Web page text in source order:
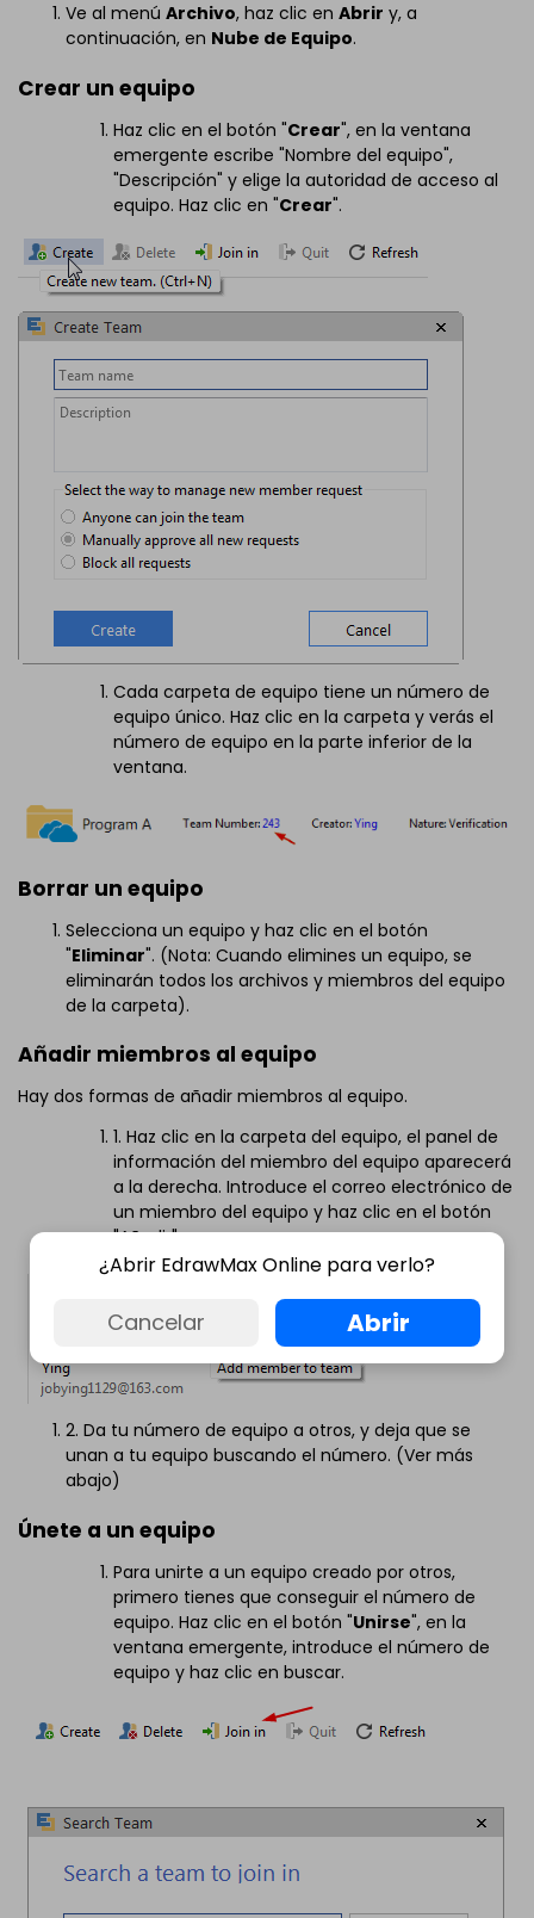
Ve al menú Archivo, haz clic en Abrir y, a
continuación, en Nube de Equipo.
Crear un equipo
Haz clic en el botón "Crear", en la ventana
emergente escribe "Nombre del equipo",
"Descripción" y elige la autoridad de acceso al
equipo. Haz clic en "Crear".
Cada carpeta de equipo tiene un número de
equipo único. Haz clic en la carpeta y verás el
número de equipo en la parte inferior de la
ventana.
Borrar un equipo
Selecciona un equipo y haz clic en el botón
"Eliminar". (Nota: Cuando elimines un equipo, se
eliminarán todos los archivos y miembros del equipo
de la carpeta).
Añadir miembros al equipo
Hay dos formas de añadir miembros al equipo.
1. Haz clic en la carpeta del equipo, el panel de
información del miembro del equipo aparecerá
a la derecha. Introduce el correo electrónico de
un miembro del equipo y haz clic en el botón
"Añadir".
2. Da tu número de equipo a otros, y deja que se
unan a tu equipo buscando el número. (Ver más
abajo)
Únete a un equipo
Para unirte a un equipo creado por otros,
primero tienes que conseguir el número de
equipo. Haz clic en el botón "Unirse", en la
ventana emergente, introduce el número de
equipo y haz clic en buscar.
¿Abrir EdrawMax Online para verlo?
Cancelar Abrir